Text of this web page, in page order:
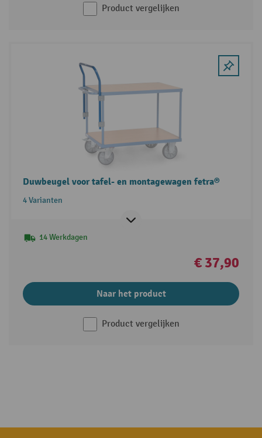
Product vergelijken
Duwbeugel voor tafel- en montagewagen fetra®
4 Varianten
14 Werkdagen
€ 37,90
Naar het product
Product vergelijken